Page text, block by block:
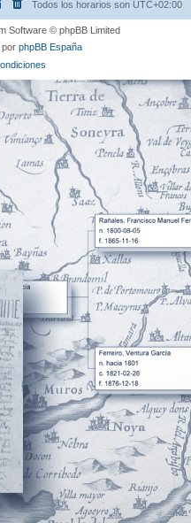
Todos los horarios son UTC+02:00
Software © phpBB Limited
por phpBB España